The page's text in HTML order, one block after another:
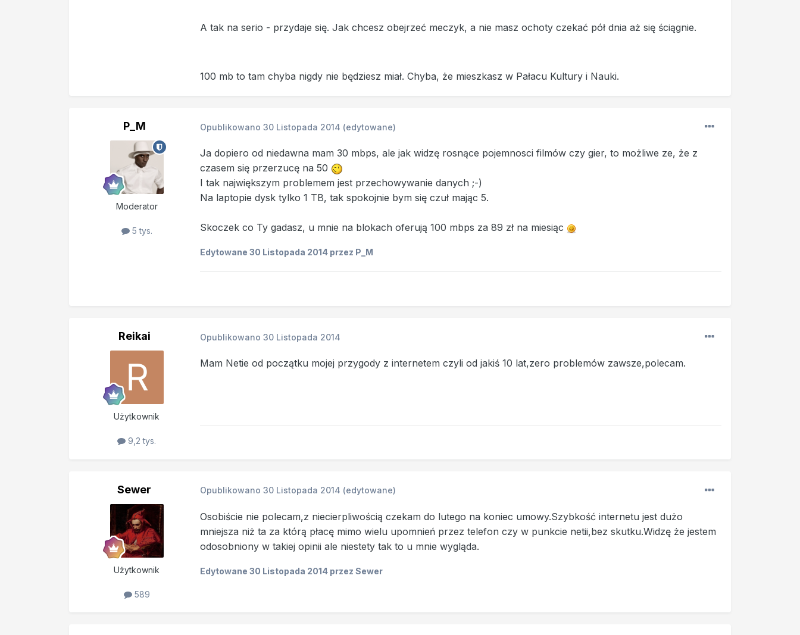
A tak na serio - przydaje się. Jak chcesz obejrzeć meczyk, a nie masz ochoty czekać pół dnia aż się ściągnie.
100 mb to tam chyba nigdy nie będziesz miał. Chyba, że mieszkasz w Pałacu Kultury i Nauki.
P_M
Moderator
5 tys.
Opublikowano 30 Listopada 2014 (edytowane)
Ja dopiero od niedawna mam 30 mbps, ale jak widzę rosnące pojemnosci filmów czy gier, to możliwe ze, że z
czasem się przerzucę na 50
I tak największym problemem jest przechowywanie danych ;-)
Na laptopie dysk tylko 1 TB, tak spokojnie bym się czuł mając 5.
Skoczek co Ty gadasz, u mnie na blokach oferują 100 mbps za 89 zł na miesiąc
Edytowane 30 Listopada 2014przez P_M
Reikai
Użytkownik
9,2 tys.
Opublikowano 30 Listopada 2014
Mam Netie od początku mojej przygody z internetem czyli od jakiś 10 lat,zero problemów zawsze,polecam.
Sewer
Użytkownik
589
Opublikowano 30 Listopada 2014 (edytowane)
Osobiście nie polecam,z niecierpliwością czekam do lutego na koniec umowy.Szybkość internetu jest dużo
mniejsza niż ta za którą płacę mimo wielu upomnień przez telefon czy w punkcie netii,bez skutku.Widzę że jestem
odosobniony w takiej opinii ale niestety tak to u mnie wygląda.
Edytowane 30 Listopada 2014przez Sewer